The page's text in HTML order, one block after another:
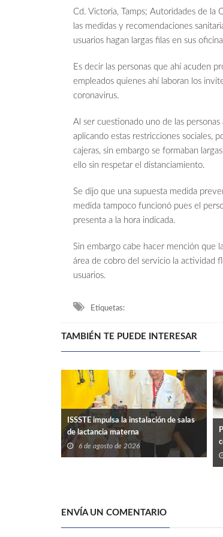
Cd. Victoria, Tamps; Autoridades de la
las medidas y recomendaciones
usuarios hagan largas filas en sus
Es decir las personas que ahí acuden
empleados quienes ahí laboran los
coronavirus.
Al ser cuestionado uno de las
aplicando estas restricciones sociales,
cajeras, sin embargo se formaban
ello sin respetar el distanciamiento.
Se dijo que una supuesta medida
medida tampoco funcionó pues el
presenta a la hora indicada.
Sin embargo cabe hacer mención que
área de cobro del servicio la actividad
usuarios.
Etiquetas:
TAMBIÉN TE PUEDE INTERESAR
ISSSTE impulsa la instalación de salas
de lactancia materna
6 de agosto de 2026
ENVÍA UN COMENTARIO